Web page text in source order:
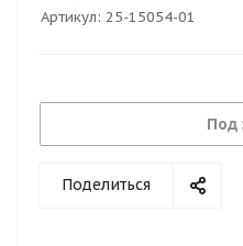
Артикул: 25-15054-01
Под
Поделиться